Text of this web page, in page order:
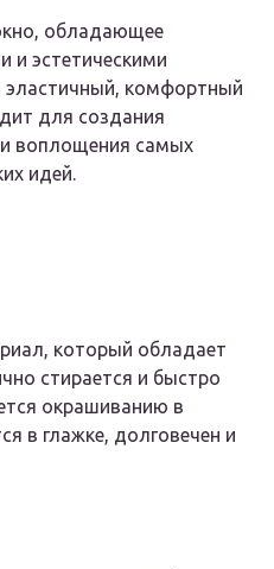
обладающее
и эстетическими
эластичный, комфортный
для создания
и воплощения самых
идей.
который обладает
стирается и быстро
окрашиванию в
в глажке, долговечен и